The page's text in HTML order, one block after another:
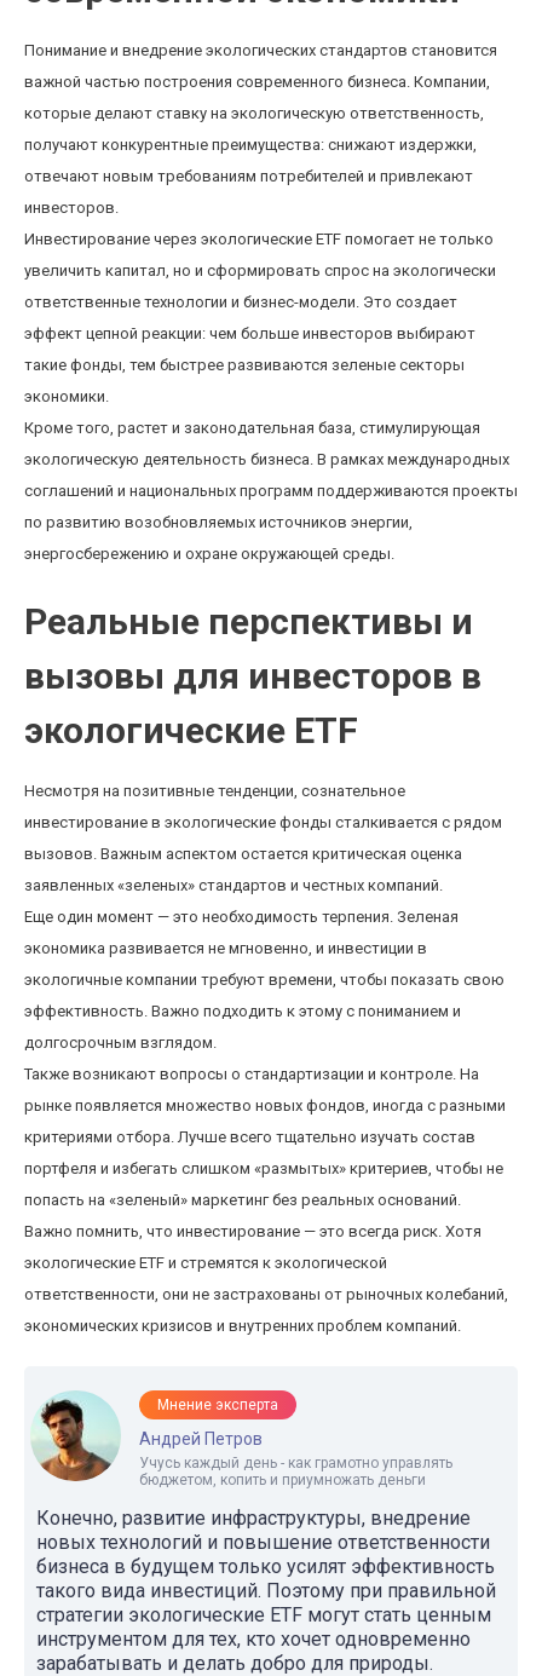
Понимание и внедрение экологических стандартов становится
важной частью построения современного бизнеса. Компании,
которые делают ставку на экологическую ответственность,
получают конкурентные преимущества: снижают издержки,
отвечают новым требованиям потребителей и привлекают
инвесторов.
Инвестирование через экологические ETF помогает не только
увеличить капитал, но и сформировать спрос на экологически
ответственные технологии и бизнес-модели. Это создает
эффект цепной реакции: чем больше инвесторов выбирают
такие фонды, тем быстрее развиваются зеленые секторы
экономики.
Кроме того, растет и законодательная база, стимулирующая
экологическую деятельность бизнеса. В рамках международных
соглашений и национальных программ поддерживаются проекты
по развитию возобновляемых источников энергии,
энергосбережению и охране окружающей среды.
Реальные перспективы и
вызовы для инвесторов в
экологические ETF
Несмотря на позитивные тенденции, сознательное
инвестирование в экологические фонды сталкивается с рядом
вызовов. Важным аспектом остается критическая оценка
заявленных «зеленых» стандартов и честных компаний.
Еще один момент — это необходимость терпения. Зеленая
экономика развивается не мгновенно, и инвестиции в
экологичные компании требуют времени, чтобы показать свою
эффективность. Важно подходить к этому с пониманием и
долгосрочным взглядом.
Также возникают вопросы о стандартизации и контроле. На
рынке появляется множество новых фондов, иногда с разными
критериями отбора. Лучше всего тщательно изучать состав
портфеля и избегать слишком «размытых» критериев, чтобы не
попасть на «зеленый» маркетинг без реальных оснований.
Важно помнить, что инвестирование — это всегда риск. Хотя
экологические ETF и стремятся к экологической
ответственности, они не застрахованы от рыночных колебаний,
экономических кризисов и внутренних проблем компаний.
Мнение эксперта
Андрей Петров
Учусь каждый день - как грамотно управлять
бюджетом, копить и приумножать деньги
Конечно, развитие инфраструктуры, внедрение
новых технологий и повышение ответственности
бизнеса в будущем только усилят эффективность
такого вида инвестиций. Поэтому при правильной
стратегии экологические ETF могут стать ценным
инструментом для тех, кто хочет одновременно
зарабатывать и делать добро для природы.